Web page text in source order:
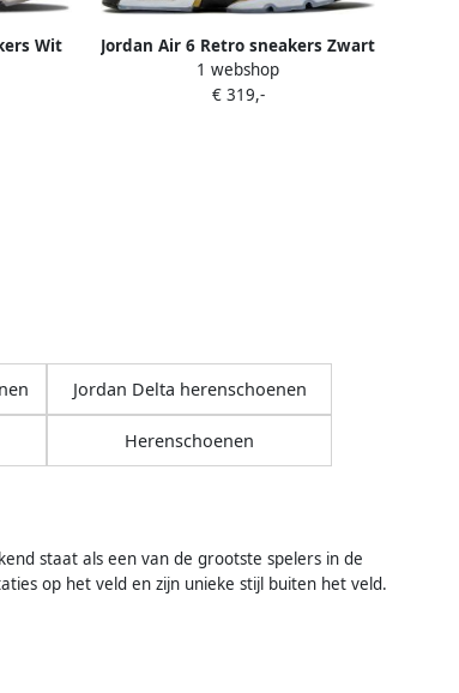
Wit
Jordan Air 6 Retro sneakers Zwart
1 webshop
€ 319,-
Jordan Delta herenschoenen
Herenschoenen
staat als een van de grootste spelers in de
op het veld en zijn unieke stijl buiten het veld.